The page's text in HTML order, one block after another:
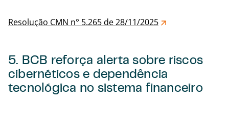
Resolução CMN n° 5.265 de 28/11/2025
5. BCB reforça alerta sobre riscos
cibernéticos e dependência
tecnológica no sistema financeiro